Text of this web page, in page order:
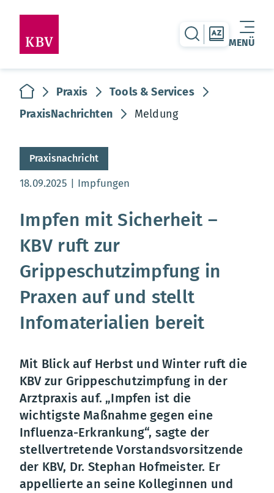
MENÜ
Warenkorb leer
zur Suche-Seite
zur
zur Startseite
Praxis
Tools & Services
PraxisNachrichten
Meldung
Praxisnachricht
Aktualisierungsdatum:
18.09.2025 Impfungen
Impfen mit Sicherheit –
KBV ruft zur
Grippeschutzimpfung in
Praxen auf und stellt
Infomaterialien bereit
Mit Blick auf Herbst und Winter ruft die
KBV zur Grippeschutzimpfung in der
Arztpraxis auf. „Impfen ist die
wichtigste Maßnahme gegen eine
Influenza-Erkrankung“, sagte der
stellvertretende Vorstandsvorsitzende
der KBV, Dr. Stephan Hofmeister. Er
appellierte an seine Kolleginnen und